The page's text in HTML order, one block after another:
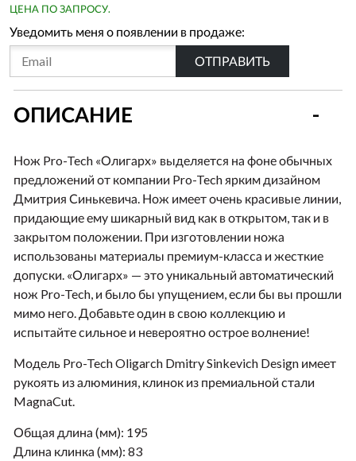
ЦЕНА ПО ЗАПРОСУ.
Уведомить меня о появлении в продаже:
ОТПРАВИТЬ
ОПИСАНИЕ
Нож Pro-Tech «Олигарх» выделяется на фоне обычных
предложений от компании Pro-Tech ярким дизайном
Дмитрия Синькевича. Нож имеет очень красивые линии,
придающие ему шикарный вид как в открытом, так и в
закрытом положении. При изготовлении ножа
использованы материалы премиум-класса и жесткие
допуски. «Олигарх» — это уникальный автоматический
нож Pro-Tech, и было бы упущением, если бы вы прошли
мимо него. Добавьте один в свою коллекцию и
испытайте сильное и невероятно острое волнение!
Модель Pro-Tech Oligarch Dmitry Sinkevich Design имеет
рукоять из алюминия, клинок из премиальной стали
MagnaCut.
Общая длина (мм): 195
Длина клинка (мм): 83